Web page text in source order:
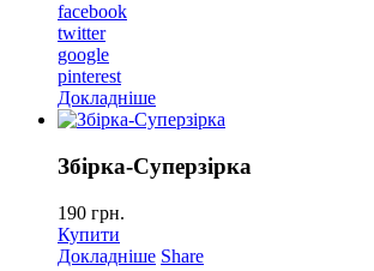
facebook
twitter
google
pinterest
Докладніше
Збiрка-Суперзiрка
190 грн.
Купити
Докладніше Share